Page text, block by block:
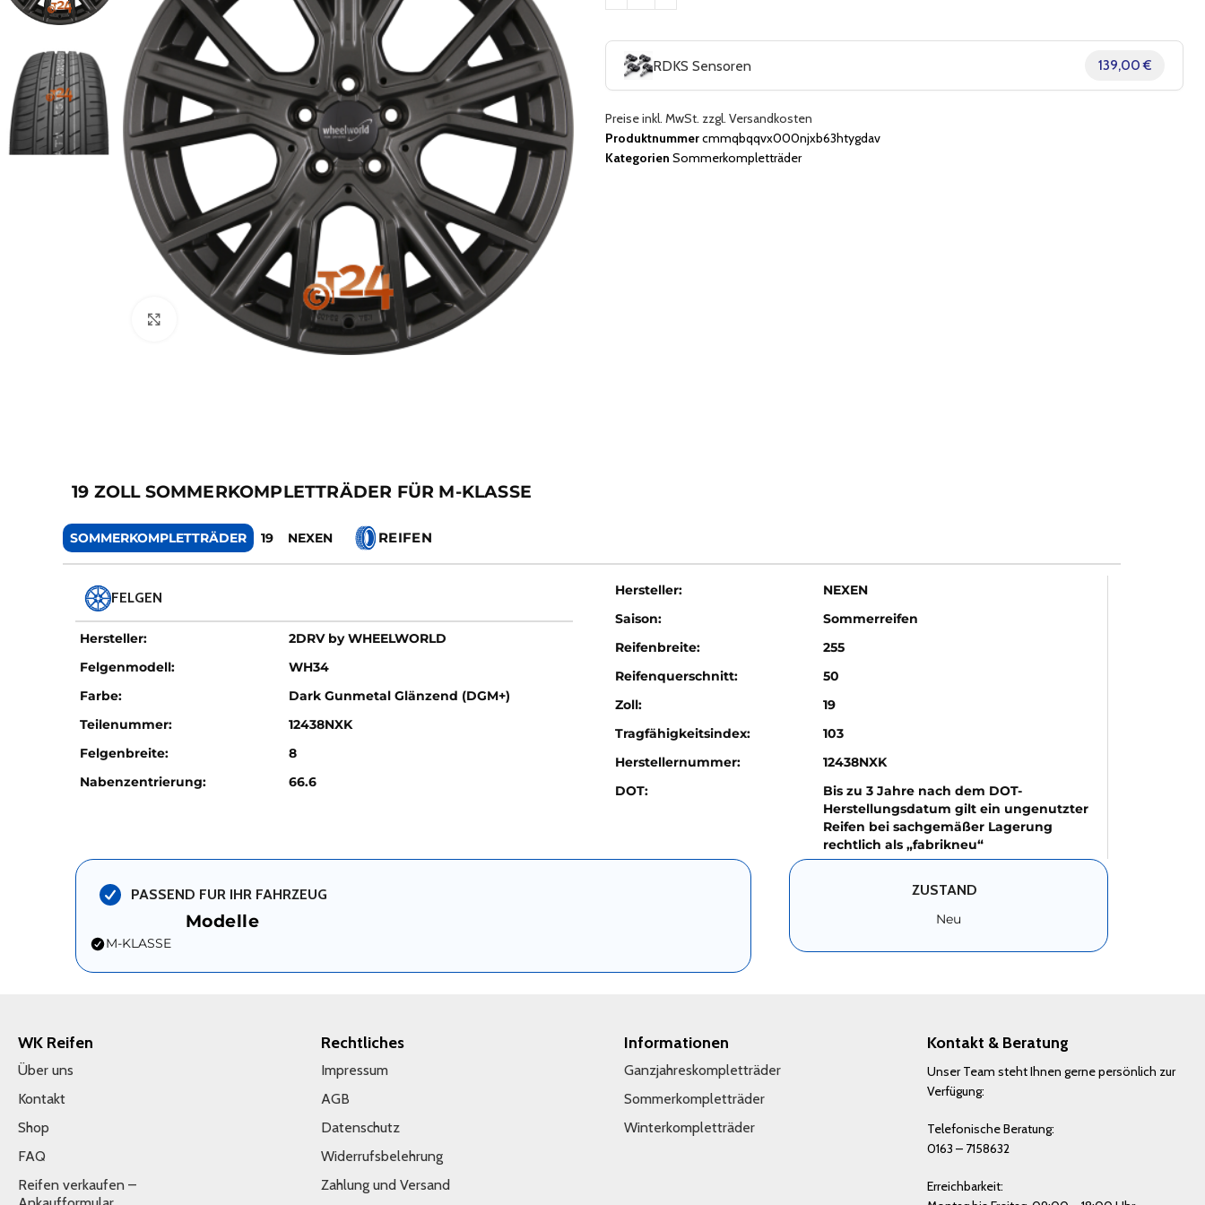
Zum Vergrößern klicken
RDKS Sensoren 139,00 €
Preise inkl. MwSt. zzgl. Versandkosten
Produktnummercmmqbqqvx000njxb63htygdav
Kategorien Sommerkompletträder
19 ZOLL SOMMERKOMPLETTRÄDER FÜR M-KLASSE
SOMMERKOMPLETTRÄDER 19 NEXEN REIFEN
FELGEN
Hersteller:
2DRV by WHEELWORLD
Felgenmodell:
WH34
Farbe:
Dark Gunmetal Glänzend (DGM+)
Teilenummer:
12438NXK
Felgenbreite:
8
Nabenzentrierung:
66.6
Hersteller:
NEXEN
Saison:
Sommerreifen
Reifenbreite:
255
Reifenquerschnitt:
50
Zoll:
19
Tragfähigkeitsindex:
103
Herstellernummer:
12438NXK
DOT:
Bis zu 3 Jahre nach dem DOT-
Herstellungsdatum gilt ein ungenutzter
Reifen bei sachgemäßer Lagerung
rechtlich als „fabrikneu“
PASSEND FUR IHR FAHRZEUG
Modelle
M-KLASSE
ZUSTAND
Neu
WK Reifen
Über uns
Kontakt
Shop
FAQ
Reifen verkaufen –
Rechtliches
Impressum
AGB
Datenschutz
Widerrufsbelehrung
Zahlung und Versand
Informationen
Ganzjahreskompletträder
Sommerkompletträder
Winterkompletträder
Kontakt & Beratung
Unser Team steht Ihnen gerne persönlich zur
Verfügung:
Telefonische Beratung:
0163 – 7158632
Erreichbarkeit: